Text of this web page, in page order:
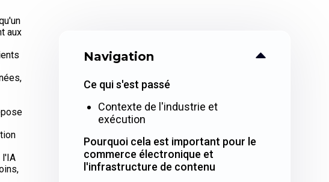
aux
l'IA
Navigation
Ce qui s'est passé
Contexte de l'industrie et
exécution
Pourquoi cela est important pour le
commerce électronique et
l'infrastructure de contenu